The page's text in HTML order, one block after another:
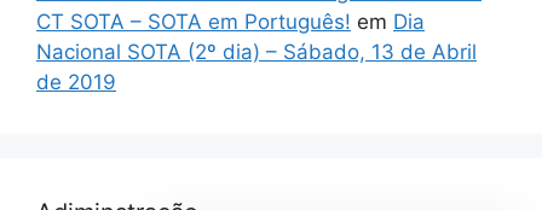
CT SOTA – SOTA em Português! em Dia
Nacional SOTA (2º dia) – Sábado, 13 de Abril
de 2019